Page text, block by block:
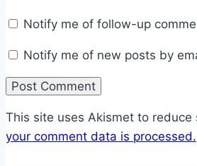
Notify me of follow-up
Notify me of new posts by
This site uses Akismet to reduce
your comment data is processed.